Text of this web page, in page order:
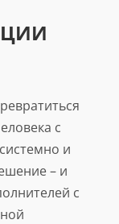
с
и
– и
с